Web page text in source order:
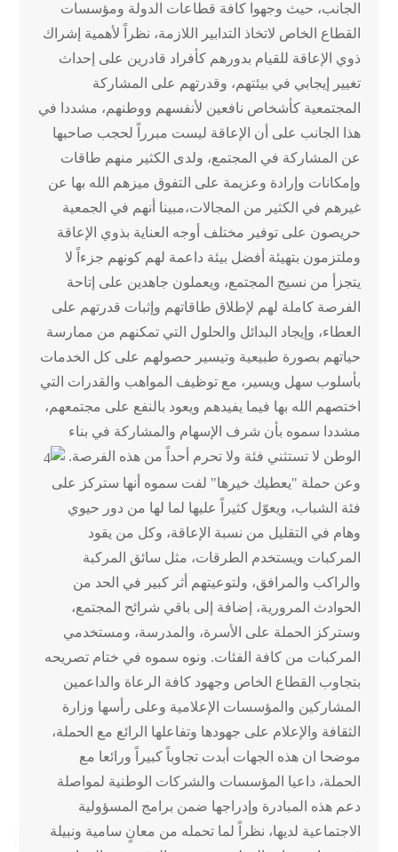
الجانب، حيث وجهوا كافة قطاعات الدولة ومؤسسات
القطاع الخاص لاتخاذ التدابير اللازمة، نظراً لأهمية إشراك
ذوي الإعاقة للقيام بدورهم كأفراد قادرين على إحداث
تغيير إيجابي في بيئتهم، وقدرتهم على المشاركة
المجتمعية كأشخاص نافعين لأنفسهم ووطنهم، مشددا في
هذا الجانب على أن الإعاقة ليست مبرراً لحجب صاحبها
عن المشاركة في المجتمع، ولدى الكثير منهم طاقات
وإمكانات وإرادة وعزيمة على التفوق ميزهم الله بها عن
غيرهم في الكثير من المجالات،مبينا أنهم في الجمعية
حريصون على توفير مختلف أوجه العناية بذوي الإعاقة
وملتزمون بتهيئة أفضل بيئة داعمة لهم كونهم جزءاً لا
يتجزأ من نسيج المجتمع، ويعملون جاهدين على إتاحة
الفرصة كاملة لهم لإطلاق طاقاتهم وإثبات قدرتهم على
العطاء، وإيجاد البدائل والحلول التي تمكنهم من ممارسة
حياتهم بصورة طبيعية وتيسير حصولهم على كل الخدمات
بأسلوب سهل ويسير، مع توظيف المواهب والقدرات التي
اختصهم الله بها فيما يفيدهم ويعود بالنفع على مجتمعهم،
مشددا سموه بأن شرف الإسهام والمشاركة في بناء
الوطن لا تستثني فئة ولا تحرم أحداً من هذه الفرصة.
وعن حملة "يعطيك خيرها" لفت سموه أنها ستركز على
فئة الشباب، ويعوّل كثيراً عليها لما لها من دور حيوي
وهام في التقليل من نسبة الإعاقة، وكل من يقود
المركبات ويستخدم الطرقات، مثل سائق المركبة
والراكب والمرافق، ولتوعيتهم أثر كبير في الحد من
الحوادث المرورية، إضافة إلى باقي شرائح المجتمع،
وستركز الحملة على الأسرة، والمدرسة، ومستخدمي
المركبات من كافة الفئات. ونوه سموه في ختام تصريحه
بتجاوب القطاع الخاص وجهود كافة الرعاة والداعمين
المشاركين والمؤسسات الإعلامية وعلى رأسها وزارة
الثقافة والإعلام على جهودها وتفاعلها الرائع مع الحملة،
موضحا ان هذه الجهات أبدت تجاوباً كبيراً ورائعا مع
الحملة، داعيا المؤسسات والشركات الوطنية لمواصلة
دعم هذه المبادرة وإدراجها ضمن برامج المسؤولية
الاجتماعية لديها، نظراً لما تحمله من معانٍ سامية ونبيلة